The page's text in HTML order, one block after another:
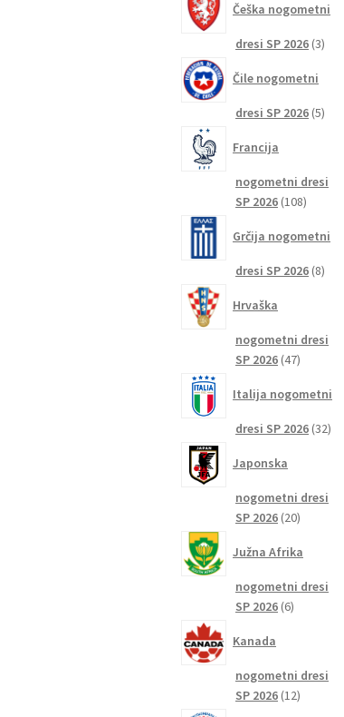
Češka nogometni
dresi SP 2026 33
Čile nogometni
dresi SP 2026 55
Francija
nogometni dresi
SP 2026 108108
Grčija nogometni
dresi SP 2026 88
Hrvaška
nogometni dresi
SP 2026 4747
Italija nogometni
dresi SP 2026 3232
Japonska
nogometni dresi
SP 2026 2020
Južna Afrika
nogometni dresi
SP 2026 66
Kanada
nogometni dresi
SP 2026 1212